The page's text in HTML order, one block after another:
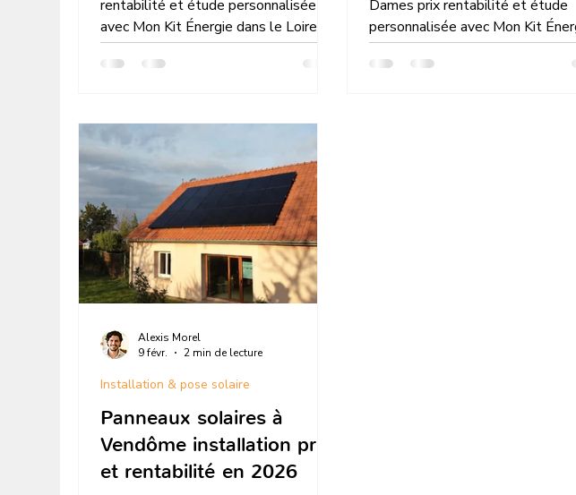
rentabilité et étude personnalisée
avec Mon Kit Énergie dans le Loiret
simulation gratuite
Dames prix rentabilité et étude
personnalisée avec Mon Kit
en Indre-et-Loire simulation
Panneaux solaires à
Vendôme installation prix
et rentabilité en 2026
Installation & pose solaire
Alexis Morel
9 févr.
2 min de lecture